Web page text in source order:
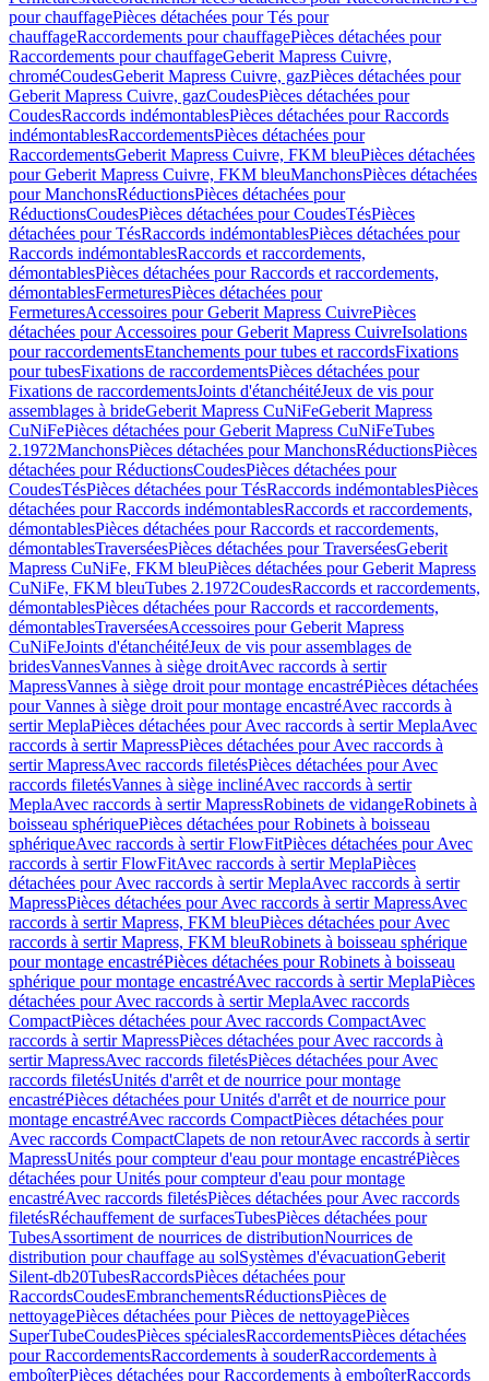
pour chauffagePièces détachées pour Tés pour
chauffageRaccordements pour chauffagePièces détachées pour
Raccordements pour chauffageGeberit Mapress Cuivre,
chroméCoudesGeberit Mapress Cuivre, gazPièces détachées pour
Geberit Mapress Cuivre, gazCoudesPièces détachées pour
CoudesRaccords indémontablesPièces détachées pour Raccords
indémontablesRaccordementsPièces détachées pour
RaccordementsGeberit Mapress Cuivre, FKM bleuPièces détachées
pour Geberit Mapress Cuivre, FKM bleuManchonsPièces détachées
pour ManchonsRéductionsPièces détachées pour
RéductionsCoudesPièces détachées pour CoudesTésPièces
détachées pour TésRaccords indémontablesPièces détachées pour
Raccords indémontablesRaccords et raccordements,
démontablesPièces détachées pour Raccords et raccordements,
démontablesFermeturesPièces détachées pour
FermeturesAccessoires pour Geberit Mapress CuivrePièces
détachées pour Accessoires pour Geberit Mapress CuivreIsolations
pour raccordementsEtanchements pour tubes et raccordsFixations
pour tubesFixations de raccordementsPièces détachées pour
Fixations de raccordementsJoints d'étanchéitéJeux de vis pour
assemblages à brideGeberit Mapress CuNiFeGeberit Mapress
CuNiFePièces détachées pour Geberit Mapress CuNiFeTubes
2.1972ManchonsPièces détachées pour ManchonsRéductionsPièces
détachées pour RéductionsCoudesPièces détachées pour
CoudesTésPièces détachées pour TésRaccords indémontablesPièces
détachées pour Raccords indémontablesRaccords et raccordements,
démontablesPièces détachées pour Raccords et raccordements,
démontablesTraverséesPièces détachées pour TraverséesGeberit
Mapress CuNiFe, FKM bleuPièces détachées pour Geberit Mapress
CuNiFe, FKM bleuTubes 2.1972CoudesRaccords et raccordements,
démontablesPièces détachées pour Raccords et raccordements,
démontablesTraverséesAccessoires pour Geberit Mapress
CuNiFeJoints d'étanchéitéJeux de vis pour assemblages de
bridesVannesVannes à siège droitAvec raccords à sertir
MapressVannes à siège droit pour montage encastréPièces détachées
pour Vannes à siège droit pour montage encastréAvec raccords à
sertir MeplaPièces détachées pour Avec raccords à sertir MeplaAvec
raccords à sertir MapressPièces détachées pour Avec raccords à
sertir MapressAvec raccords filetésPièces détachées pour Avec
raccords filetésVannes à siège inclinéAvec raccords à sertir
MeplaAvec raccords à sertir MapressRobinets de vidangeRobinets à
boisseau sphériquePièces détachées pour Robinets à boisseau
sphériqueAvec raccords à sertir FlowFitPièces détachées pour Avec
raccords à sertir FlowFitAvec raccords à sertir MeplaPièces
détachées pour Avec raccords à sertir MeplaAvec raccords à sertir
MapressPièces détachées pour Avec raccords à sertir MapressAvec
raccords à sertir Mapress, FKM bleuPièces détachées pour Avec
raccords à sertir Mapress, FKM bleuRobinets à boisseau sphérique
pour montage encastréPièces détachées pour Robinets à boisseau
sphérique pour montage encastréAvec raccords à sertir MeplaPièces
détachées pour Avec raccords à sertir MeplaAvec raccords
CompactPièces détachées pour Avec raccords CompactAvec
raccords à sertir MapressPièces détachées pour Avec raccords à
sertir MapressAvec raccords filetésPièces détachées pour Avec
raccords filetésUnités d'arrêt et de nourrice pour montage
encastréPièces détachées pour Unités d'arrêt et de nourrice pour
montage encastréAvec raccords CompactPièces détachées pour
Avec raccords CompactClapets de non retourAvec raccords à sertir
MapressUnités pour compteur d'eau pour montage encastréPièces
détachées pour Unités pour compteur d'eau pour montage
encastréAvec raccords filetésPièces détachées pour Avec raccords
filetésRéchauffement de surfacesTubesPièces détachées pour
TubesAssortiment de nourrices de distributionNourrices de
distribution pour chauffage au solSystèmes d'évacuationGeberit
Silent-db20TubesRaccordsPièces détachées pour
RaccordsCoudesEmbranchementsRéductionsPièces de
nettoyagePièces détachées pour Pièces de nettoyagePièces
SuperTubeCoudesPièces spécialesRaccordementsPièces détachées
pour RaccordementsRaccordements à souderRaccordements à
emboîterPièces détachées pour Raccordements à emboîterRaccords